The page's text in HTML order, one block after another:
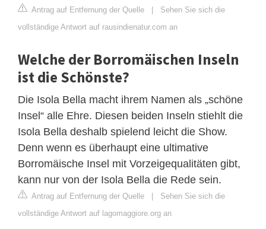
Antrag auf Entfernung der Quelle | Sehen Sie sich die
vollständige Antwort auf rausindienatur.com an
Welche der Borromäischen Inseln
ist die Schönste?
Die Isola Bella macht ihrem Namen als „schöne
Insel“ alle Ehre. Diesen beiden Inseln stiehlt die
Isola Bella deshalb spielend leicht die Show.
Denn wenn es überhaupt eine ultimative
Borromäische Insel mit Vorzeigequalitäten gibt,
kann nur von der Isola Bella die Rede sein.
Antrag auf Entfernung der Quelle | Sehen Sie sich die
vollständige Antwort auf lagomaggiore.org an